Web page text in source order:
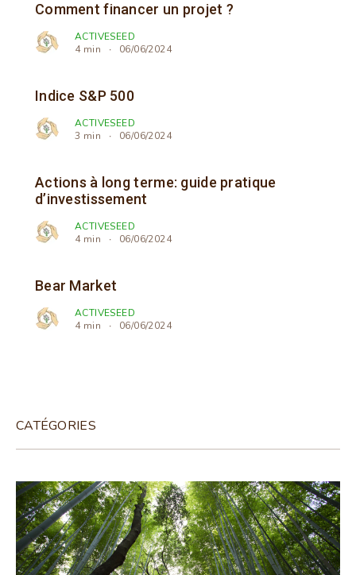
Comment financer un projet ?
ACTIVESEED
4 min
06/06/2024
Indice S&P 500
ACTIVESEED
3 min
06/06/2024
Actions à long terme: guide pratique
d’investissement
ACTIVESEED
4 min
06/06/2024
Bear Market
ACTIVESEED
4 min
06/06/2024
CATÉGORIES